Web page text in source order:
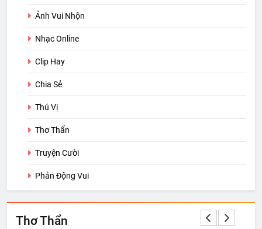
Ảnh Vui Nhộn
Nhạc Online
Clip Hay
Chia Sẻ
Thú Vị
Thơ Thẩn
Truyện Cười
Phản Động Vui
Thơ Thẩn